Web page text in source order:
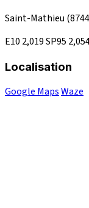
Saint-Mathieu
E10 2,019SP95
Localisation
Google MapsWaze